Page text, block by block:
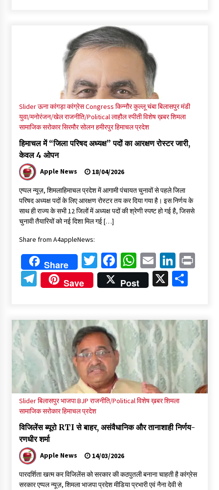
बड़ी ख़बर – अनुबंध कर्मचारियों को बैक डेट से नहीं मिलेगा नियमितीकरण,
शिक्षा निदेशालय ने जारी किया स्पष्टीकरण
05/08/2026
देहरा पुलिस की बड़ी कार्रवाई- 90 लाख नकद और 2 करोड़के सोने के
आभूषण बरामद, 7 आरोपी गिरफ्तार
05/08/2026
पिंजौर-बद्दी फोरलेन परियोजना को मिली बड़ी गति, 378.48 करोड़ की लागत
05/08/2026
वन विभाग एवं रेड क्रॉस सोसायटी के संयुक्त तत्वावधान में शूराला में वृक्षारोपण
05/08/2026
Sliderऊनाकांगड़ाकांग्रेस Congress किन्नौरकुल्लूचंबाबिलासपुरमंडी
युवा/मनोरंजन/खेलराजनीति/Politicalलाहौल स्पीतीविशेष ख़बरशिमला
सामाजिक सरोकारसिरमौरसोलनहमीरपुरहिमाचल प्रदेश
हिमाचल में “जिला परिषद अध्यक्ष” पदों का आरक्षण रोस्टर जारी,
केवल 4 ओपन
Apple News 18/04/2026
एप्पल न्यूज़, शिमलाहिमाचल प्रदेश में आगामी पंचायत चुनावों से पहले जिला
परिषद अध्यक्ष पदों के लिए आरक्षण रोस्टर तय कर दिया गया है। इस निर्णय के
साथ ही राज्य के सभी 12 जिलों में अध्यक्ष पदों की श्रेणी स्पष्ट हो गई है, जिससे
चुनावी तैयारियों को नई दिशा मिल गई […]
Share from A4appleNews:
Share Twitter
Facebook
WhatsApp
Email
Telegram
Save Post X
Sliderबिलासपुरभाजपा BJP राजनीति/Politicalविशेष ख़बरशिमला
सामाजिक सरोकारहिमाचल प्रदेश
विजिलेंस ब्यूरो RTI से बाहर, असंवैधानिक और तानाशाही निर्णय-
रणधीर शर्मा
Apple News 14/03/2026
पारदर्शिता खत्म कर विजिलेंस को सरकार की कठपुतली बनाना चाहती है कांग्रेस
सरकार एप्पल न्यूज़, शिमला भाजपा प्रदेश मीडिया प्रभारी एवं नैना देवी से